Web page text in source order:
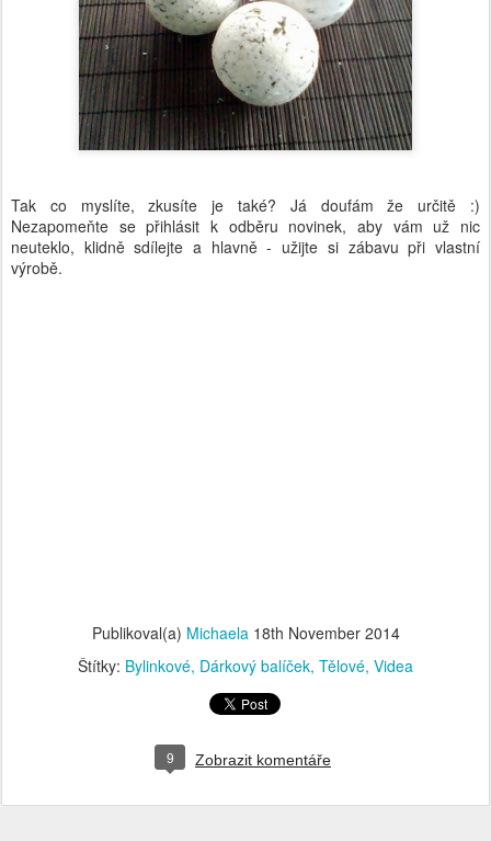
Tak co myslíte, zkusíte je také? Já doufám že určitě :)
Nezapomeňte se přihlásit k odběru novinek, aby vám už nic
neuteklo, klidně sdílejte a hlavně - užijte si zábavu při vlastní
výrobě.
Publikoval(a) Michaela 18th November 2014
Štítky: Bylinkové Dárkový balíček Tělové Videa
9 Zobrazit komentáře